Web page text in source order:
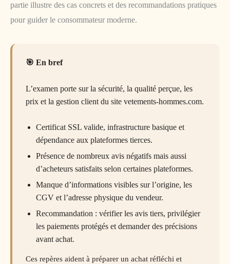
partie illustre des cas concrets et des recommandations pratiques
pour guider le consommateur moderne.
En bref
L’examen porte sur la sécurité, la qualité perçue, les
prix et la gestion client du site vetements-hommes.com.
Certificat SSL valide, infrastructure basique et
dépendance aux plateformes tierces.
Présence de nombreux avis négatifs mais aussi
d’acheteurs satisfaits selon certaines plateformes.
Manque d’informations visibles sur l’origine, les
CGV et l’adresse physique du vendeur.
Recommandation : vérifier les avis tiers, privilégier
les paiements protégés et demander des précisions
avant achat.
Ces repères aident à préparer un achat réfléchi et